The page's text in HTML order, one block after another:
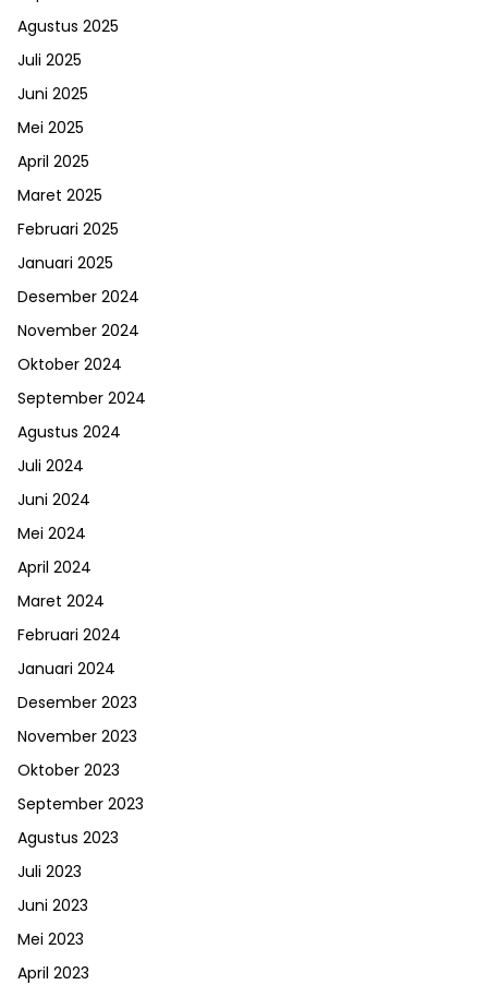
Agustus 2025
Juli 2025
Juni 2025
Mei 2025
April 2025
Maret 2025
Februari 2025
Januari 2025
Desember 2024
November 2024
Oktober 2024
September 2024
Agustus 2024
Juli 2024
Juni 2024
Mei 2024
April 2024
Maret 2024
Februari 2024
Januari 2024
Desember 2023
November 2023
Oktober 2023
September 2023
Agustus 2023
Juli 2023
Juni 2023
Mei 2023
April 2023